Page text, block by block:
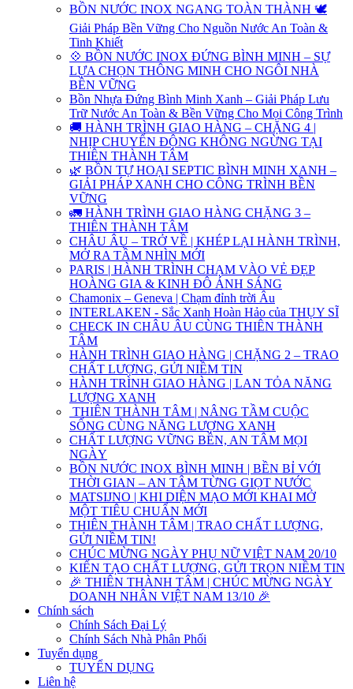
BỒN NƯỚC INOX NGANG TOÀN THÀNH 🕊️
Giải Pháp Bền Vững Cho Nguồn Nước An Toàn &
Tinh Khiết
💠 BỒN NƯỚC INOX ĐỨNG BÌNH MINH – SỰ
LỰA CHỌN THÔNG MINH CHO NGÔI NHÀ
BỀN VỮNG
Bồn Nhựa Đứng Bình Minh Xanh – Giải Pháp Lưu
Trữ Nước An Toàn & Bền Vững Cho Mọi Công Trình
🚚 HÀNH TRÌNH GIAO HÀNG – CHẶNG 4 |
NHỊP CHUYỂN ĐỘNG KHÔNG NGỪNG TẠI
THIÊN THÀNH TÂM
🌿 BỒN TỰ HOẠI SEPTIC BÌNH MINH XANH –
GIẢI PHÁP XANH CHO CÔNG TRÌNH BỀN
VỮNG
🚛 HÀNH TRÌNH GIAO HÀNG CHẶNG 3 –
THIÊN THÀNH TÂM
CHÂU ÂU – TRỞ VỀ | KHÉP LẠI HÀNH TRÌNH,
MỞ RA TẦM NHÌN MỚI
PARIS | HÀNH TRÌNH CHẠM VÀO VẺ ĐẸP
HOÀNG GIA & KINH ĐÔ ÁNH SÁNG
Chamonix – Geneva | Chạm đỉnh trời Âu
INTERLAKEN - Sắc Xanh Hoàn Hảo của THỤY SĨ
CHECK IN CHÂU ÂU CÙNG THIÊN THÀNH
TÂM
HÀNH TRÌNH GIAO HÀNG | CHẶNG 2 – TRAO
CHẤT LƯỢNG, GỬI NIỀM TIN
HÀNH TRÌNH GIAO HÀNG | LAN TỎA NĂNG
LƯỢNG XANH
THIÊN THÀNH TÂM | NÂNG TẦM CUỘC
SỐNG CÙNG NĂNG LƯỢNG XANH
CHẤT LƯỢNG VỮNG BỀN, AN TÂM MỌI
NGÀY
BỒN NƯỚC INOX BÌNH MINH | BỀN BỈ VỚI
THỜI GIAN – AN TÂM TỪNG GIỌT NƯỚC
MATSIJNO | KHI DIỆN MẠO MỚI KHAI MỞ
MỘT TIÊU CHUẨN MỚI
THIÊN THÀNH TÂM | TRAO CHẤT LƯỢNG,
GỬI NIỀM TIN!
CHÚC MỪNG NGÀY PHỤ NỮ VIỆT NAM 20/10
KIẾN TẠO CHẤT LƯỢNG, GỬI TRỌN NIỀM TIN
🎉 THIÊN THÀNH TÂM | CHÚC MỪNG NGÀY
DOANH NHÂN VIỆT NAM 13/10 🎉
Chính sách
Chính Sách Đại Lý
Chính Sách Nhà Phân Phối
Tuyển dụng
TUYỂN DỤNG
Liên hệ